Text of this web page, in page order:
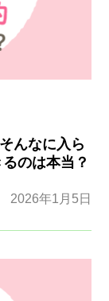
んなに入ら
のは本当？
2026年1月5日